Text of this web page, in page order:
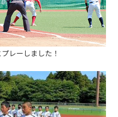
レーしました！